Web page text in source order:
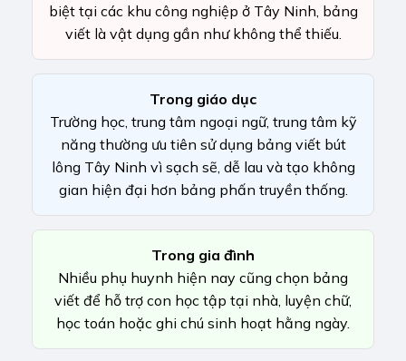
biệt tại các khu công nghiệp ở Tây Ninh, bảng
viết là vật dụng gần như không thể thiếu.
Trong giáo dục
Trường học, trung tâm ngoại ngữ, trung tâm kỹ
năng thường ưu tiên sử dụng bảng viết bút
lông Tây Ninh vì sạch sẽ, dễ lau và tạo không
gian hiện đại hơn bảng phấn truyền thống.
Trong gia đình
Nhiều phụ huynh hiện nay cũng chọn bảng
viết để hỗ trợ con học tập tại nhà, luyện chữ,
học toán hoặc ghi chú sinh hoạt hằng ngày.